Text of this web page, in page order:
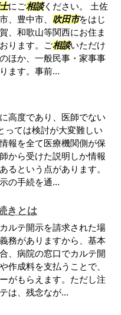
にご相談ください。 土佐
、豊中市、 吹田市をはじ
、和歌山等関西にお住ま
ります。ご相談いただけ
ほか、一般民事・家事事
ます。事前...
高度であり、医師でない
っては検討が大変難しい
報を全て医療機関側が保
から受けた説明しか情報
るという点があります。
の手続を通...
きとは
ルテ開示を請求された場
務がありますから、基本
、病院の窓口でカルテ開
作成料を支払うことで、
がもらえます。ただし注
は、残念なが...